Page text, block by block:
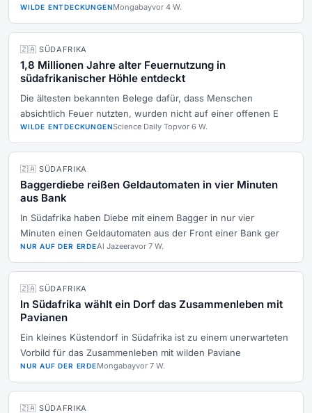
WILDE ENTDECKUNGENMongabayvor 4 W.
🇿🇦 SÜDAFRIKA
1,8 Millionen Jahre alter Feuernutzung in
südafrikanischer Höhle entdeckt
Die ältesten bekannten Belege dafür, dass Menschen
absichtlich Feuer nutzten, wurden nicht auf einer offenen E
WILDE ENTDECKUNGENScience Daily Topvor 6 W.
🇿🇦 SÜDAFRIKA
Baggerdiebe reißen Geldautomaten in vier Minuten
aus Bank
In Südafrika haben Diebe mit einem Bagger in nur vier
Minuten einen Geldautomaten aus der Front einer Bank ger
NUR AUF DER ERDEAl Jazeeravor 7 W.
🇿🇦 SÜDAFRIKA
In Südafrika wählt ein Dorf das Zusammenleben mit
Pavianen
Ein kleines Küstendorf in Südafrika ist zu einem unerwarteten
Vorbild für das Zusammenleben mit wilden Paviane
NUR AUF DER ERDEMongabayvor 7 W.
🇿🇦 SÜDAFRIKA